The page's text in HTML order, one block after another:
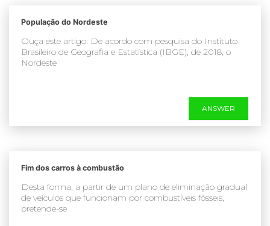
População do Nordeste
Ouça este artigo: De acordo com pesquisa do Instituto
Brasileiro de Geografia e Estatística (IBGE), de 2018, o
Nordeste
ANSWER
Fim dos carros à combustão
Desta forma, a partir de um plano de eliminação gradual
de veículos que funcionam por combustíveis fósseis,
pretende-se